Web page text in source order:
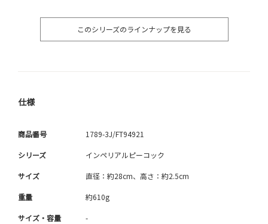
このシリーズのラインナップを見る
仕様
商品番号 1789-3J/FT94921
シリーズ インペリアルピーコック
サイズ 直径：約28cm、高さ：約2.5cm
重量 約610g
サイズ・容量 -